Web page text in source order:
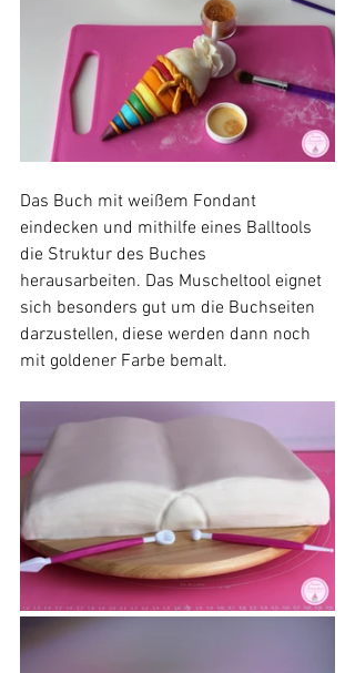
Das Buch mit weißem Fondant
eindecken und mithilfe eines Balltools
die Struktur des Buches
herausarbeiten. Das Muscheltool eignet
sich besonders gut um die Buchseiten
darzustellen, diese werden dann noch
mit goldener Farbe bemalt.